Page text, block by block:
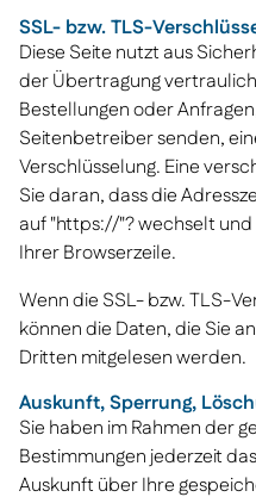
SSL- bzw. TLS-
Diese Seite nutzt aus
der Übertragung
Bestellungen oder
Seitenbetreiber senden,
Verschlüsselung. Eine
Sie daran, dass die
auf "https://"? wechselt
Ihrer Browserzeile.
Wenn die SSL- bzw. TLS-
können die Daten, die Sie
Dritten mitgelesen werden.
Auskunft, Sperrung,
Sie haben im Rahmen der
Bestimmungen jederzeit
Auskunft über Ihre